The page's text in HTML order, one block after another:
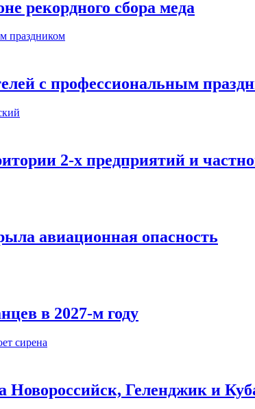
рекордного сбора меда
с профессиональным
2-х предприятий и
авиационная опасность
в 2027-м году
Новороссийск, Геленджик и